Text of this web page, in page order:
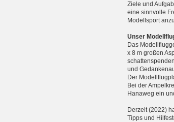
Ziele und
eine sinnvolle
Modellsport
Unser
Das
x 8 m großen
und
Der
Bei der
Hanaweg ein
Derzeit (2022)
Tipps und